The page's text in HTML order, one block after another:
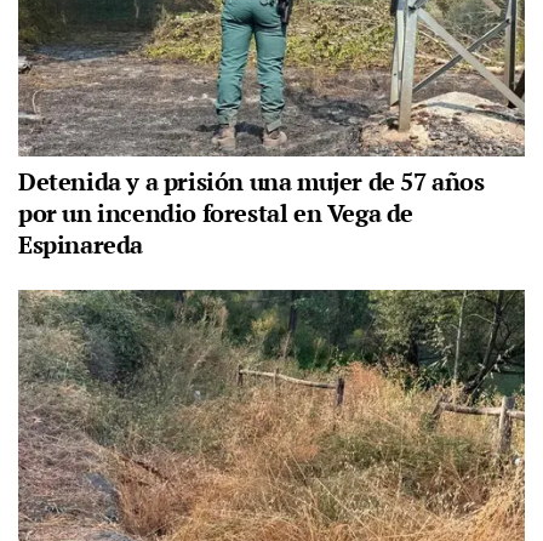
Detenida y a prisión una mujer de 57 años
por un incendio forestal en Vega de
Espinareda